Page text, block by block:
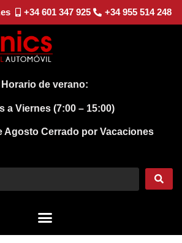
+34 601 347 925 +34 955 514 248
Horario de verano:
a Viernes (7:00 – 15:00)
Agosto Cerrado por Vacaciones